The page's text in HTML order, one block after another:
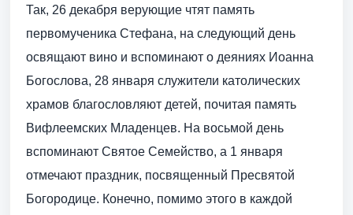
Так, 26 декабря верующие чтят память
первомученика Стефана, на следующий день
освящают вино и вспоминают о деяниях Иоанна
Богослова, 28 января служители католических
храмов благословляют детей, почитая память
Вифлеемских Младенцев. На восьмой день
вспоминают Святое Семейство, а 1 января
отмечают праздник, посвященный Пресвятой
Богородице. Конечно, помимо этого в каждой